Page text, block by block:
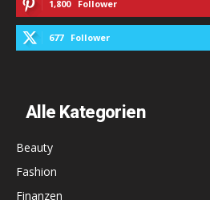
1,800 Follower
677 Follower
Alle Kategorien
Beauty
Fashion
Finanzen